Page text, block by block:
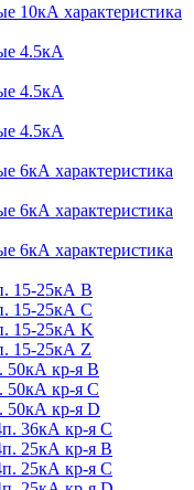
10кА характеристика
4.5кА
4.5кА
4.5кА
6кА характеристика
6кА характеристика
6кА характеристика
15-25кА B
15-25кА C
15-25кА K
15-25кА Z
50кА кр-я B
50кА кр-я C
50кА кр-я D
36кА кр-я C
25кА кр-я B
25кА кр-я C